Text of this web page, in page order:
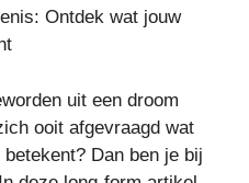
Ontdek wat jouw
uit een droom
ooit afgevraagd wat
Dan ben je bij